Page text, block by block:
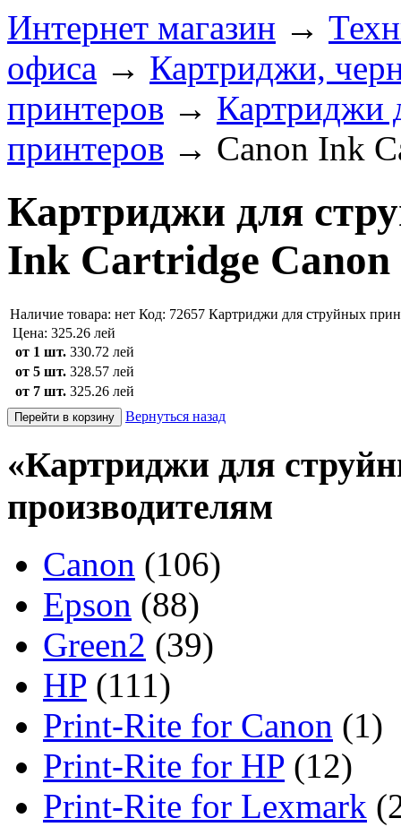
Интернет магазин →
офиса → Картриджи,
принтеров → Картриджи
принтеров → Canon Ink
Картриджи для
Ink Cartridge Canon
Наличие товара: нет Код: 72657 Картриджи для струйных
Цена: 325.26 лей
от 1 шт. 330.72 лей
от 5 шт. 328.57 лей
от 7 шт. 325.26 лей
Вернуться назад
«Картриджи для
производителям
Canon (106)
Epson (88)
Green2 (39)
HP (111)
Print-Rite for Canon (1)
Print-Rite for HP (12)
Print-Rite for Lexmark